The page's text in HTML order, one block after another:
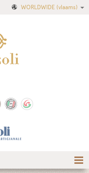
WORLDWIDE (vlaams)